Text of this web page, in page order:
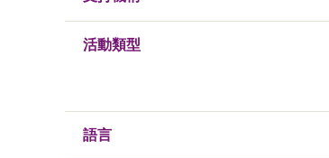
活動類型
語言